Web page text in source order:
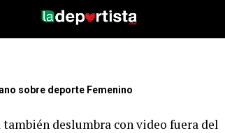
sobre deporte Femenino
deslumbra con video fuera del